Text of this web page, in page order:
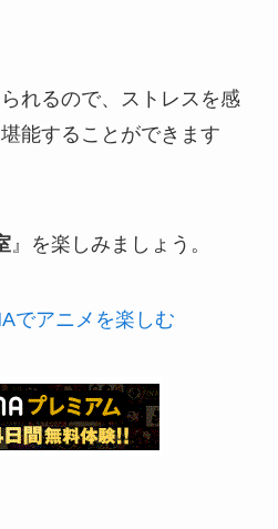
れるので、ストレスを感
能することができます
』を楽しみましょう。
でアニメを楽しむ